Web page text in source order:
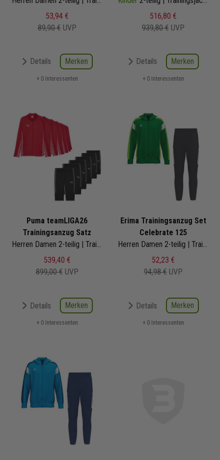
53,94 €
89,90 € UVP
Details Merken
+ 0 Interessenten
516,80 €
939,80 € UVP
Details Merken
+ 0 Interessenten
Puma teamLIGA26
Trainingsanzug Satz
Herren Damen 2-teilig | Trainingsjacke 3/4 Trainingshose
539,40 €
899,00 € UVP
Details Merken
+ 0 Interessenten
Erima Trainingsanzug Set
Celebrate 125
Herren Damen 2-teilig | Trainingsjacke mit Kapuze Trainingshose
52,23 €
94,98 € UVP
Details Merken
+ 0 Interessenten